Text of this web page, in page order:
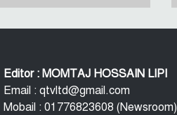
Editor : MOMTAJ HOSSAIN LIPI
Email : qtvltd@gmail.com
Mobail : 01776823608 (Newsroom)